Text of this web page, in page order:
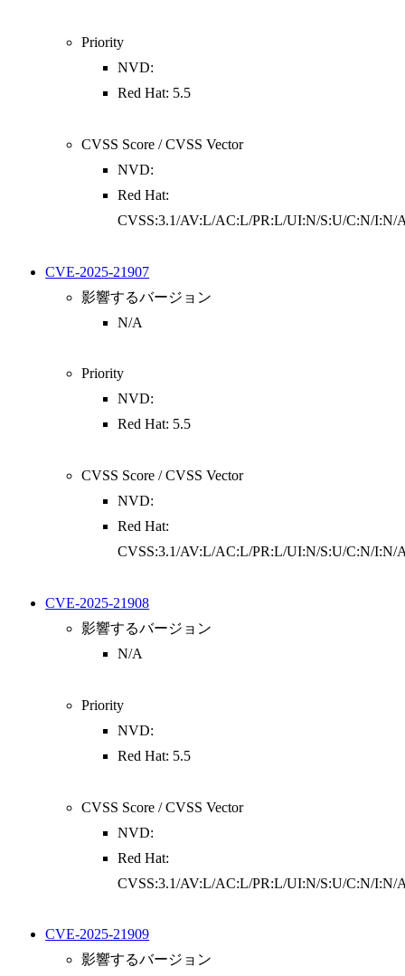
Priority
NVD:
Red Hat: 5.5
CVSS Score / CVSS Vector
NVD:
Red Hat:
CVSS:3.1/AV:L/AC:L/PR:L/UI:N/S:U/C:N/I:N/
CVE-2025-21907
影響するバージョン
N/A
Priority
NVD:
Red Hat: 5.5
CVSS Score / CVSS Vector
NVD:
Red Hat:
CVSS:3.1/AV:L/AC:L/PR:L/UI:N/S:U/C:N/I:N/
CVE-2025-21908
影響するバージョン
N/A
Priority
NVD:
Red Hat: 5.5
CVSS Score / CVSS Vector
NVD:
Red Hat:
CVSS:3.1/AV:L/AC:L/PR:L/UI:N/S:U/C:N/I:N/
CVE-2025-21909
影響するバージョン